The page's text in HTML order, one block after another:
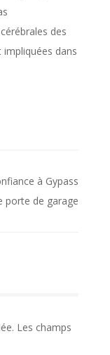
des
dans
à Gypass
porte de garage
Les champs